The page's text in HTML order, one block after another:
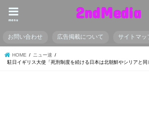
2ndMedia
menu
お問い合わせ 広告掲載について サイトマッ
HOME
ニュー速
駐日イギリス大使「死刑制度を続ける日本は北朝鮮やシリアと